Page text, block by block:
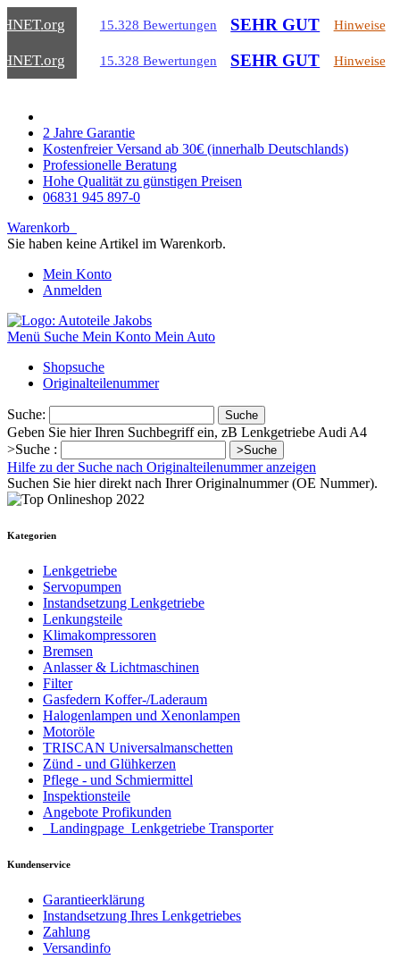
.org 15.328 Bewertungen SEHR GUT Hinweise
.org 15.328 Bewertungen SEHR GUT Hinweise
2 Jahre Garantie
Kostenfreier Versand ab 30€ (innerhalb Deutschlands)
Professionelle Beratung
Hohe Qualität zu günstigen Preisen
06831 945 897-0
Warenkorb
Sie haben keine Artikel im Warenkorb.
Mein Konto
Anmelden
Menü Suche Mein Konto Mein Auto
Shopsuche
Originalteilenummer
Suche: Suche
Geben Sie hier Ihren Suchbegriff ein, zB Lenkgetriebe Audi A4
>Suche :
>Suche
Hilfe zu der Suche nach Originalteilenummer anzeigen
Suchen Sie hier direkt nach Ihrer Originalnummer (OE Nummer).
Kategorien
Lenkgetriebe
Servopumpen
Instandsetzung Lenkgetriebe
Lenkungsteile
Klimakompressoren
Bremsen
Anlasser & Lichtmaschinen
Filter
Gasfedern Koffer-/Laderaum
Halogenlampen und Xenonlampen
Motoröle
TRISCAN Universalmanschetten
Zünd - und Glühkerzen
Pflege - und Schmiermittel
Inspektionsteile
Angebote Profikunden
_Landingpage_Lenkgetriebe Transporter
Kundenservice
Garantieerklärung
Instandsetzung Ihres Lenkgetriebes
Zahlung
Versandinfo